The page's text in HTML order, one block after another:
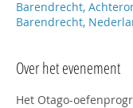
Barendrecht,
Barendrecht,
Over het evenement
Het Otago-